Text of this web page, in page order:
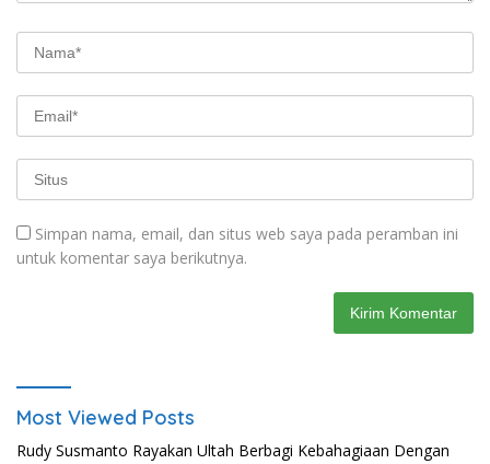
Simpan nama, email, dan situs web saya pada peramban ini
untuk komentar saya berikutnya.
Most Viewed Posts
Rudy Susmanto Rayakan Ultah Berbagi Kebahagiaan Dengan